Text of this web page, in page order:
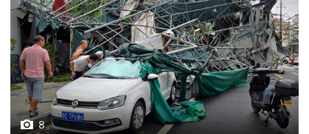
8
Последствия тайфуна "Долфин" на востоке Китая